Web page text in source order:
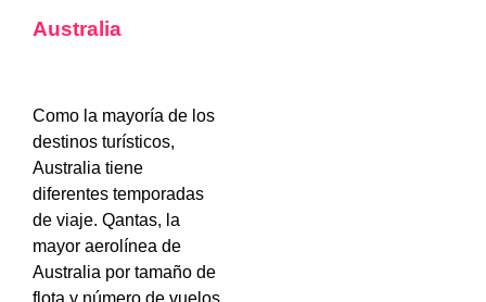
Australia
Como la mayoría de los
destinos turísticos,
Australia tiene
diferentes temporadas
de viaje. Qantas, la
mayor aerolínea de
Australia por tamaño de